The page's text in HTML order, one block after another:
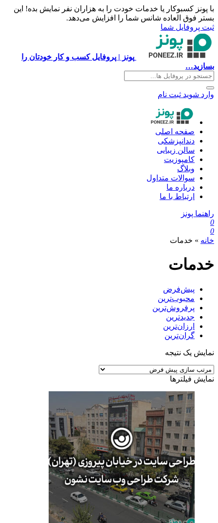
با پونز کسبوکار یا خدمات خودت را به هزاران نفر نمایش بده! این
بستر فوق العاده شانس شما را افزایش می‌دهد.
ثبت پروفایل شما
پونز | پروفایل کسب و کار خودتان را
بسازید…
وارد شوید ثبت نام
صفحه اصلی
دندانپزشکی
سالن زیبایی
کامپوزیت
وبلاگ
سوالات متداول
درباره ما
ارتباط با ما
راهنما پونز
0
0
خانه » خدمات
خدمات
پیش‌فرض
محبوب‌ترین
پرفروش‌ترین
جدیدترین
ارزان‌ترین
گران‌ترین
نمایش یک نتیجه
نمایش فیلترها